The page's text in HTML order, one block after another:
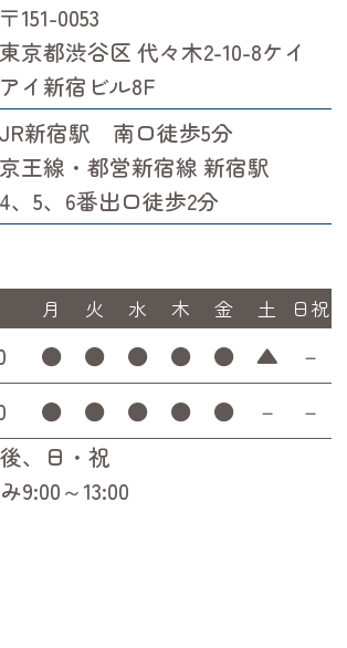
〒151-0053
東京都渋谷区 代々木2-10-8ケイ
アイ新宿ビル8F
JR新宿駅 南口徒歩5分
京王線・都営新宿線 新宿駅
4、5、6番出口徒歩2分
月 火 水 木 金 土 日祝
● ● ● ● ● ▲
－
● ● ● ● ● －
－
、日・祝
9:00～13:00